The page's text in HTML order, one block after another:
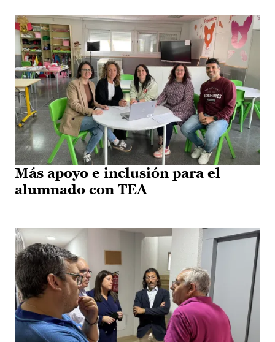
Más apoyo e inclusión para el
alumnado con TEA